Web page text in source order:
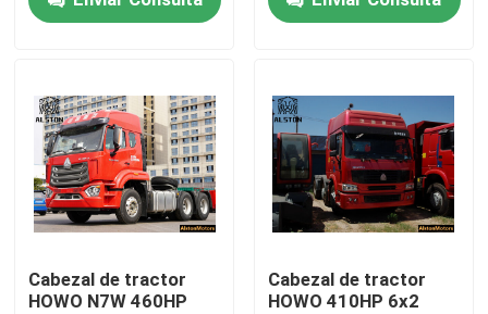
Contacto
noticias
Todos los casos
El camión Howo
HOWO Cabeza de tractor
Cabezal de tractor
HOWO N7W 460HP
Cabezal de tractor
HOWO 410HP 6x2